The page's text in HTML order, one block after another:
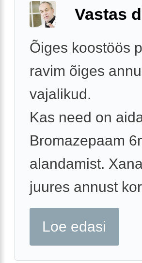
Vastas
Õiges koostöös
ravim õiges
vajalikud.
Kas need on
Bromazepaam
alandamist.
juures annust
Loe edasi